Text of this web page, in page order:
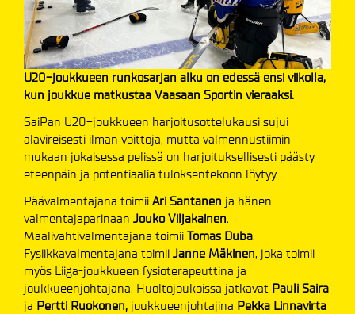
U20-joukkueen runkosarjan alku on edessä ensi viikolla,
kun joukkue matkustaa Vaasaan Sportin vieraaksi.
SaiPan U20-joukkueen harjoitusottelukausi sujui
alavireisesti ilman voittoja, mutta valmennustiimin
mukaan jokaisessa pelissä on harjoituksellisesti päästy
eteenpäin ja potentiaalia tuloksentekoon löytyy.
Päävalmentajana toimii Ari Santanen ja hänen
valmentajaparinaan Jouko Viljakainen.
Maalivahtivalmentajana toimii Tomas Duba.
Fysiikkavalmentajana toimii Janne Mäkinen, joka toimii
myös Liiga-joukkueen fysioterapeuttina ja
joukkueenjohtajana. Huoltojoukoissa jatkavat Pauli Saira
ja Pertti Ruokonen, joukkueenjohtajina Pekka Linnavirta